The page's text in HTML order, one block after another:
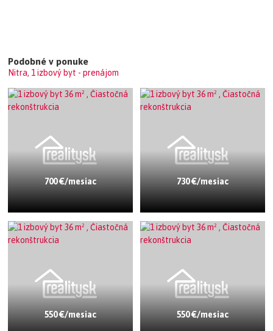
Podobné v ponuke
Nitra, 1 izbový byt - prenájom
700 €/mesiac 730 €/mesiac
550 €/mesiac 550 €/mesiac